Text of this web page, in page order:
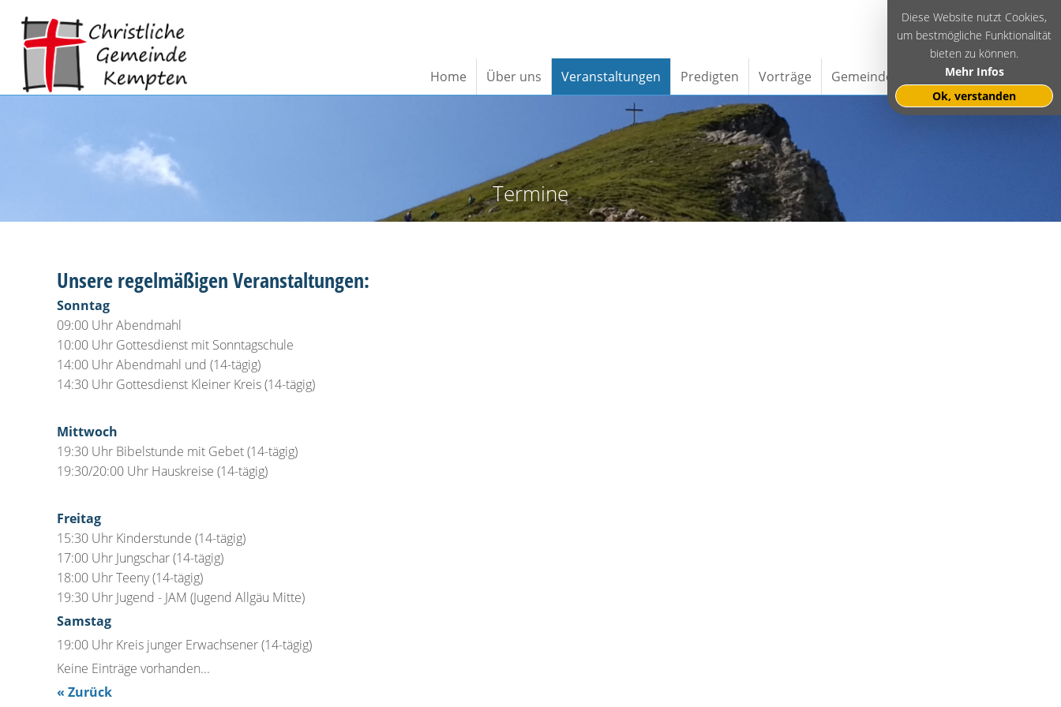
Home Über uns Veranstaltungen Predigten Vorträge Gemeinde Intern Impressum
Termine
Unsere regelmäßigen Veranstaltungen:
Sonntag
09:00 Uhr Abendmahl
10:00 Uhr Gottesdienst mit Sonntagschule
14:00 Uhr Abendmahl und (14-tägig)
14:30 Uhr Gottesdienst Kleiner Kreis (14-tägig)
Mittwoch
19:30 Uhr Bibelstunde mit Gebet (14-tägig)
19:30/20:00 Uhr Hauskreise (14-tägig)
Freitag
15:30 Uhr Kinderstunde (14-tägig)
17:00 Uhr Jungschar (14-tägig)
18:00 Uhr Teeny (14-tägig)
19:30 Uhr Jugend - JAM (Jugend Allgäu Mitte)
Samstag
19:00 Uhr Kreis junger Erwachsener (14-tägig)
Keine Einträge vorhanden...
« Zurück
Diese Website nutzt Cookies,
um bestmögliche Funktionalität
bieten zu können.
Mehr Infos
Ok, verstanden